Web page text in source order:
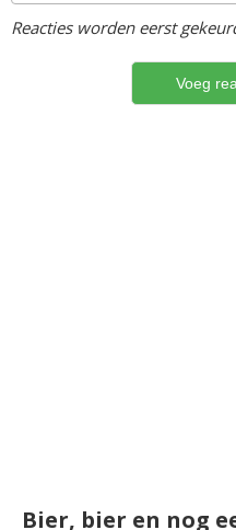
Reacties worden eerst
Bier, bier en nog